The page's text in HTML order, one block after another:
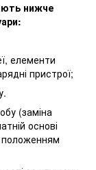
нижче
елементи
пристрої;
(заміна
основі
положенням